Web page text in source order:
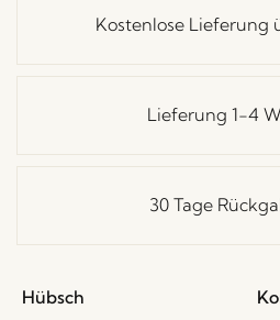
Kostenlose Lieferung
Lieferung 1-4
30 Tage
Hübsch